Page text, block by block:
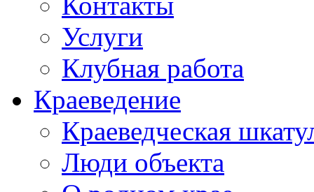
Услуги
Клубная работа
Краеведение
Краеведческая
Люди объекта